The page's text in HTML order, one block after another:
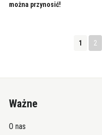
można przynosić!
1 2
Ważne
O nas